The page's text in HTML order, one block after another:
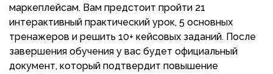
маркеплейсам. Вам предстоит пройти 21
интерактивный практический урок, 5 основных
тренажеров и решить 10+ кейсовых заданий. После
завершения обучения у вас будет официальный
документ, который подтвердит повышение